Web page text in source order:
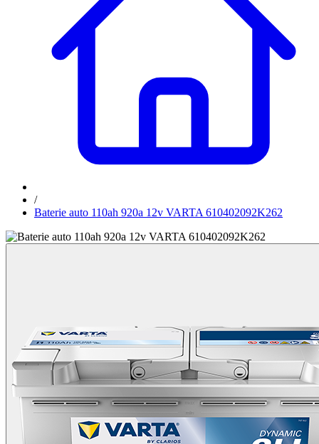
/
Baterie auto 110ah 920a 12v VARTA 610402092K262